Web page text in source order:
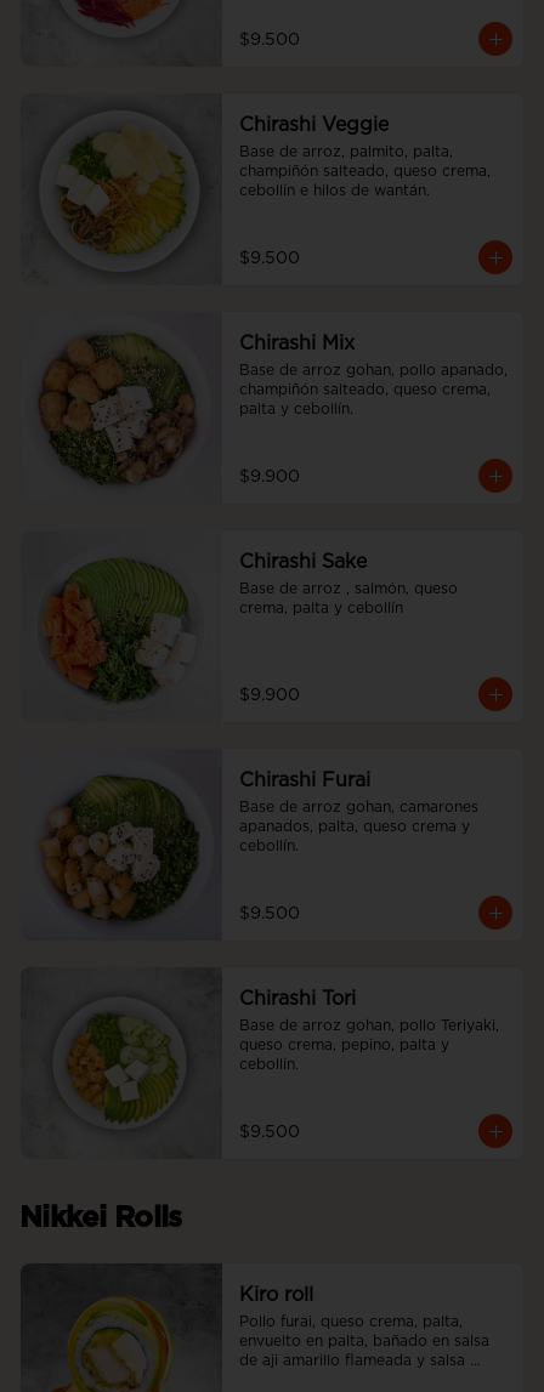
$9.500
Chirashi Veggie
Base de arroz, palmito, palta,
champiñón salteado, queso crema,
cebollín e hilos de wantán.
$9.500
Chirashi Mix
Base de arroz gohan, pollo apanado,
champiñón salteado, queso crema,
palta y cebollín.
$9.900
Chirashi Sake
Base de arroz , salmón, queso
crema, palta y cebollín
$9.900
Chirashi Furai
Base de arroz gohan, camarones
apanados, palta, queso crema y
cebollín.
$9.500
Chirashi Tori
Base de arroz gohan, pollo Teriyaki,
queso crema, pepino, palta y
cebollín.
$9.500
Nikkei Rolls
Kiro roll
Pollo furai, queso crema, palta,
envuelto en palta, bañado en salsa
de aji amarillo flameada y salsa